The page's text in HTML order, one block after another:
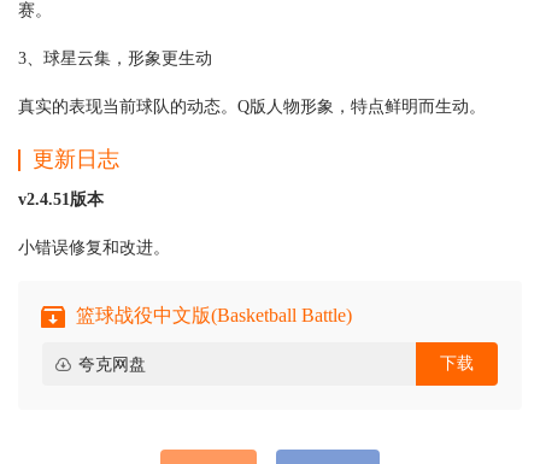
赛。
3、球星云集，形象更生动
真实的表现当前球队的动态。Q版人物形象，特点鲜明而生动。
更新日志
v2.4.51版本
小错误修复和改进。
篮球战役中文版(Basketball Battle)
夸克网盘 下载